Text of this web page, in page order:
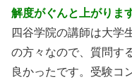
解度がぐんと上がりま
四谷学院の講師は大学
の方々なので、質問す
良かったです。受験コ